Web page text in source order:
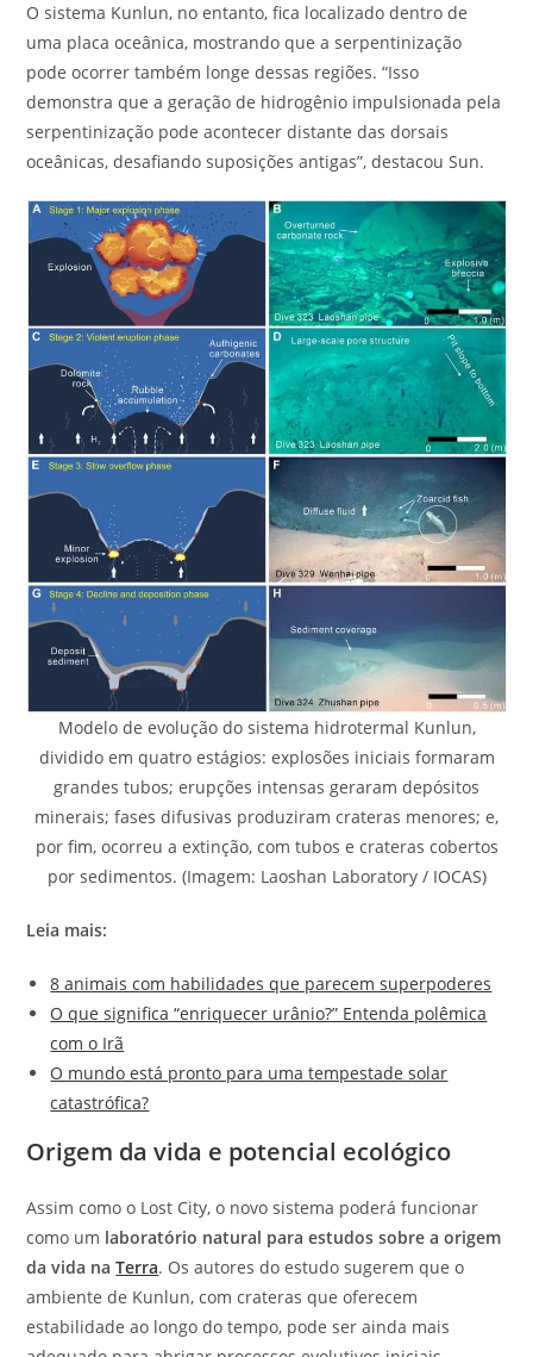
O sistema Kunlun, no entanto, fica localizado dentro de
uma placa oceânica, mostrando que a serpentinização
pode ocorrer também longe dessas regiões. “Isso
demonstra que a geração de hidrogênio impulsionada pela
serpentinização pode acontecer distante das dorsais
oceânicas, desafiando suposições antigas”, destacou Sun.
Modelo de evolução do sistema hidrotermal Kunlun,
dividido em quatro estágios: explosões iniciais formaram
grandes tubos; erupções intensas geraram depósitos
minerais; fases difusivas produziram crateras menores; e,
por fim, ocorreu a extinção, com tubos e crateras cobertos
por sedimentos. (Imagem: Laoshan Laboratory / IOCAS)
Leia mais:
8 animais com habilidades que parecem superpoderes
O que significa “enriquecer urânio?” Entenda polêmica
com o Irã
O mundo está pronto para uma tempestade solar
catastrófica?
Origem da vida e potencial ecológico
Assim como o Lost City, o novo sistema poderá funcionar
como um laboratório natural para estudos sobre a origem
da vida naTerra. Os autores do estudo sugerem que o
ambiente de Kunlun, com crateras que oferecem
estabilidade ao longo do tempo, pode ser ainda mais